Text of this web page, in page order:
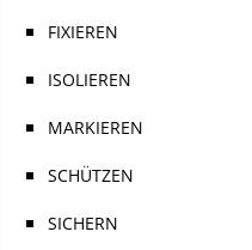
FIXIEREN
ISOLIEREN
MARKIEREN
SCHÜTZEN
SICHERN